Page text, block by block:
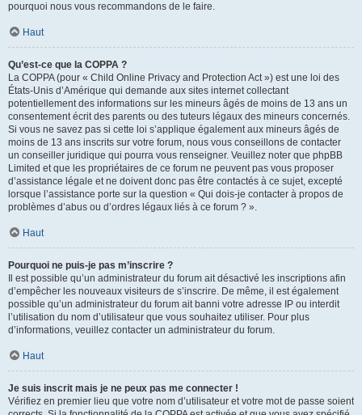
pourquoi nous vous recommandons de le faire.
Haut
Qu’est-ce que la COPPA ?
La COPPA (pour « Child Online Privacy and Protection Act ») est une loi des
États-Unis d’Amérique qui demande aux sites internet collectant
potentiellement des informations sur les mineurs âgés de moins de 13 ans un
consentement écrit des parents ou des tuteurs légaux des mineurs concernés.
Si vous ne savez pas si cette loi s’applique également aux mineurs âgés de
moins de 13 ans inscrits sur votre forum, nous vous conseillons de contacter
un conseiller juridique qui pourra vous renseigner. Veuillez noter que phpBB
Limited et que les propriétaires de ce forum ne peuvent pas vous proposer
d’assistance légale et ne doivent donc pas être contactés à ce sujet, excepté
lorsque l’assistance porte sur la question « Qui dois-je contacter à propos de
problèmes d’abus ou d’ordres légaux liés à ce forum ? ».
Haut
Pourquoi ne puis-je pas m’inscrire ?
Il est possible qu’un administrateur du forum ait désactivé les inscriptions afin
d’empêcher les nouveaux visiteurs de s’inscrire. De même, il est également
possible qu’un administrateur du forum ait banni votre adresse IP ou interdit
l’utilisation du nom d’utilisateur que vous souhaitez utiliser. Pour plus
d’informations, veuillez contacter un administrateur du forum.
Haut
Je suis inscrit mais je ne peux pas me connecter !
Vérifiez en premier lieu que votre nom d’utilisateur et votre mot de passe soient